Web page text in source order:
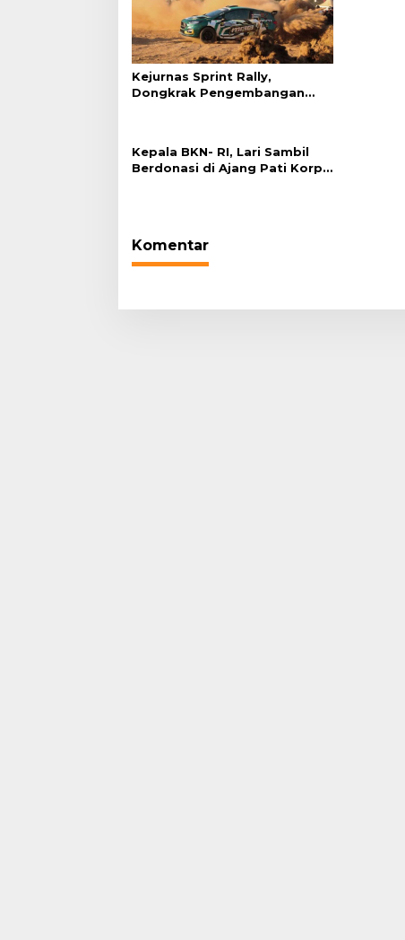
Kejurnas Sprint Rally,
Dongkrak Pengembangan
Kepala BKN- RI, Lari Sambil
Berdonasi di Ajang Pati Korpri
Komentar